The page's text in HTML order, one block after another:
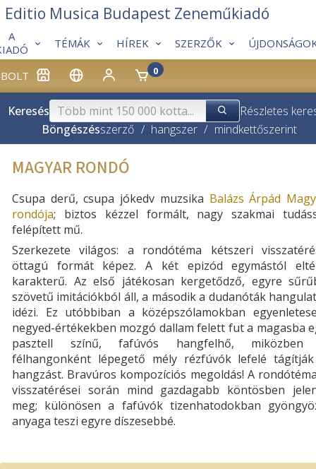
BOLT 0
A
TÉMÁK HÍREK SZERZŐK
Editio Musica Budapest Zeneműkiadó
Keresés
Részletes
Böngészésszerző / hangszer / mindkettőszerint
MAGYAR RONDÓ
Csupa derű, csupa jókedv muzsika Balázs Árpád
rondója; biztos kézzel formált, nagy szakmai
felépített mű.
Szerkezete világos: a rondótéma kétszeri
öttagú formát képez. A két epizód egymástól
karakterű. Az első játékosan kergetődző, egyre
szövetű imitációkból áll, a második a dudanóták
idézi. Ez utóbbiban a középszólamokban
negyed-értékekben mozgó dallam felett fut a magasba
pasztell színű, fafúvós hangfelhő,
félhangonként lépegető mély rézfúvók lefelé
hangzást. Bravúros kompozíciós megoldás! A
visszatérései során mind gazdagabb köntösben
meg; különösen a fafúvók tizenhatodokban
anyaga teszi egyre díszesebbé.